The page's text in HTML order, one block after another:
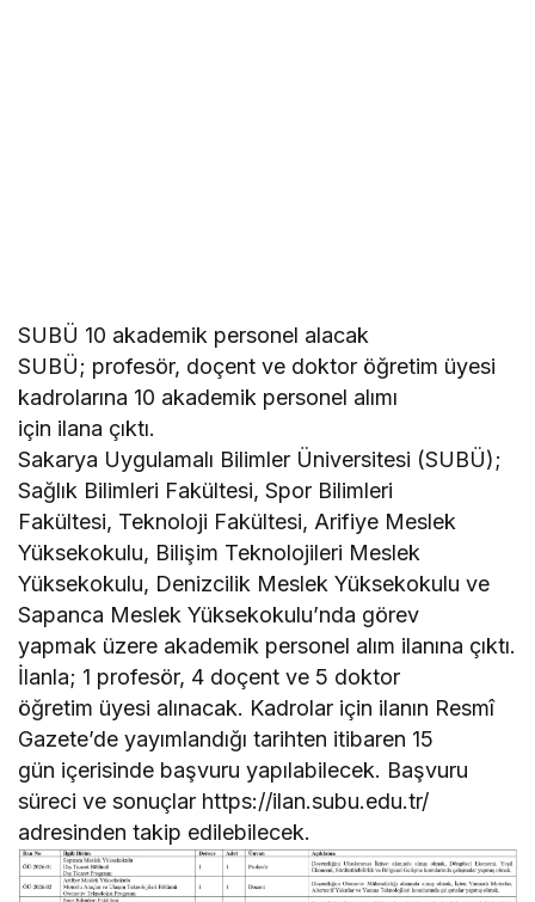
SUBÜ 10 akademik personel alacak
SUBÜ; profesör, doçent ve doktor öğretim üyesi
kadrolarına 10 akademik personel alımı
için ilana çıktı.
Sakarya Uygulamalı Bilimler Üniversitesi (SUBÜ);
Sağlık Bilimleri Fakültesi, Spor Bilimleri
Fakültesi, Teknoloji Fakültesi, Arifiye Meslek
Yüksekokulu, Bilişim Teknolojileri Meslek
Yüksekokulu, Denizcilik Meslek Yüksekokulu ve
Sapanca Meslek Yüksekokulu’nda görev
yapmak üzere akademik personel alım ilanına çıktı.
İlanla; 1 profesör, 4 doçent ve 5 doktor
öğretim üyesi alınacak. Kadrolar için ilanın Resmî
Gazete’de yayımlandığı tarihten itibaren 15
gün içerisinde başvuru yapılabilecek. Başvuru
süreci ve sonuçlar https://ilan.subu.edu.tr/
adresinden takip edilebilecek.